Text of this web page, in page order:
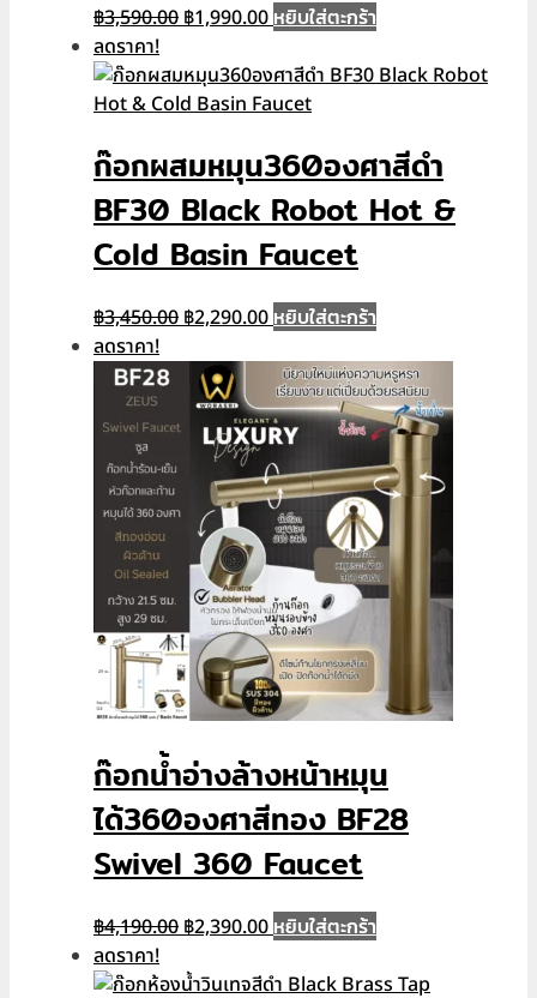
฿3,590.00 Original
was:
฿3,590.00.
฿1,990.00Current
is:
฿1,990.00.
หยิบใส่ตะกร้า
ลดราคา!
ก๊อกผสมหมุน360องศาสีดำ
BF30 Black Robot Hot &
Cold Basin Faucet
฿3,450.00 Original
was:
฿3,450.00.
฿2,290.00Current
is:
฿2,290.00.
หยิบใส่ตะกร้า
ลดราคา!
ก๊อกน้ำอ่างล้างหน้าหมุน
ได้360องศาสีทอง BF28
Swivel 360 Faucet
฿4,190.00 Original
was:
฿2,390.00Current
is:
หยิบใส่ตะกร้า
ลดราคา!